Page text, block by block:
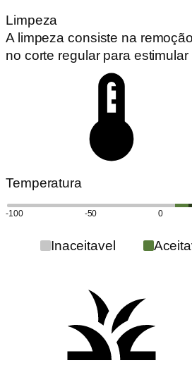
Limpeza
A limpeza consiste na
no corte regular para
Temperatura
-100 -50 0
Inaceitavel